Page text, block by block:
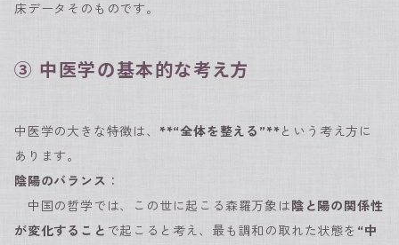
床データそのものです。
③ 中医学の基本的な考え方
中医学の大きな特徴は、 **“全体を整える”**という考え方に
あります。
陰陽のバランス ：
中国の哲学では、この世に起こる森羅万象は陰と陽の関係性
が変化すること で起こると考え、最も調和の取れた状態を “中